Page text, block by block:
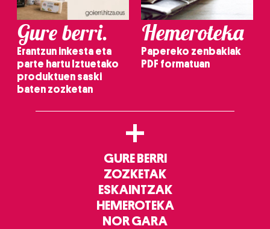
Gure berri.
Erantzun inkesta eta
parte hartu Iztuetako
produktuen saski
baten zozketan
Hemeroteka
Papereko zenbakiak
PDF formatuan
+
GURE BERRI
ZOZKETAK
ESKAINTZAK
HEMEROTEKA
NOR GARA